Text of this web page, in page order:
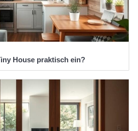
House praktisch ein?